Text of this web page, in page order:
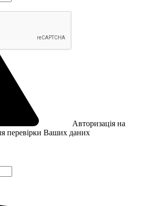
Авторизація на
перевірки Ваших даних